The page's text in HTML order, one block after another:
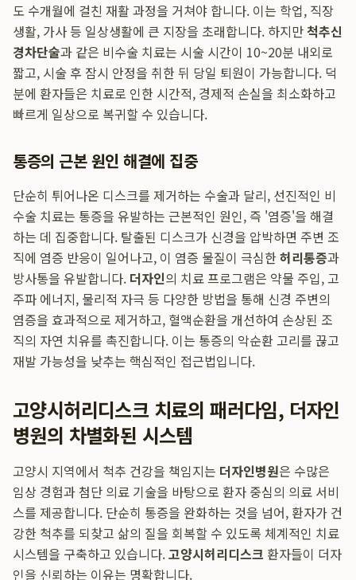
도 수개월에 걸친 재활 과정을 거쳐야 합니다. 이는 학업, 직장
생활, 가사 등 일상생활에 큰 지장을 초래합니다. 하지만척추신
경차단술과 같은 비수술 치료는 시술 시간이 10~20분 내외로
짧고, 시술 후 잠시 안정을 취한 뒤 당일 퇴원이 가능합니다. 덕
분에 환자들은 치료로 인한 시간적, 경제적 손실을 최소화하고
빠르게 일상으로 복귀할 수 있습니다.
통증의 근본 원인 해결에 집중
단순히 튀어나온 디스크를 제거하는 수술과 달리, 선진적인 비
수술 치료는 통증을 유발하는 근본적인 원인, 즉 '염증'을 해결
하는 데 집중합니다. 탈출된 디스크가 신경을 압박하면 주변 조
직에 염증 반응이 일어나고, 이 염증 물질이 극심한허리통증과
방사통을 유발합니다. 더자인의 치료 프로그램은 약물 주입, 고
주파 에너지, 물리적 자극 등 다양한 방법을 통해 신경 주변의
염증을 효과적으로 제거하고, 혈액순환을 개선하여 손상된 조
직의 자연 치유를 촉진합니다. 이는 통증의 악순환 고리를 끊고
재발 가능성을 낮추는 핵심적인 접근법입니다.
고양시허리디스크 치료의 패러다임, 더자인
병원의 차별화된 시스템
고양시 지역에서 척추 건강을 책임지는 더자인병원은 수많은
임상 경험과 첨단 의료 기술을 바탕으로 환자 중심의 의료 서비
스를 제공합니다. 단순히 통증을 완화하는 것을 넘어, 환자가 건
강한 척추를 되찾고 삶의 질을 회복할 수 있도록 체계적인 치료
시스템을 구축하고 있습니다.고양시허리디스크 환자들이 더자
인을 신뢰하는 이유는 명확합니다.